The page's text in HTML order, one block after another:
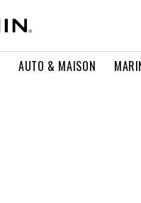
AUTO & MAISON